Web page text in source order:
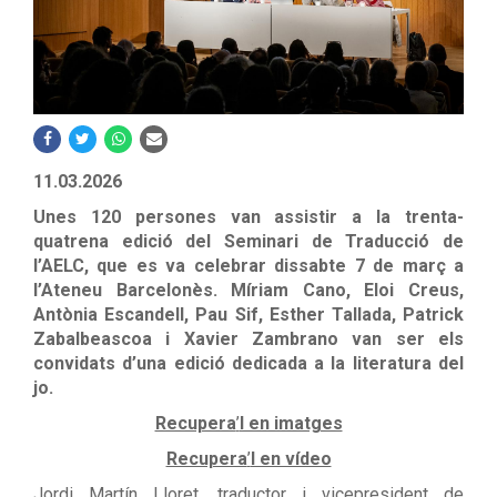
11.03.2026
Unes 120 persones van assistir a la trenta-
quatrena edició del Seminari de Traducció de
l’AELC, que es va celebrar dissabte 7 de març a
l’Ateneu Barcelonès. Míriam Cano, Eloi Creus,
Antònia Escandell, Pau Sif, Esther Tallada, Patrick
Zabalbeascoa i Xavier Zambrano van ser els
convidats d’una edició dedicada a la literatura del
jo.
Recupera’ l en imatges
Recupera’ l en vídeo